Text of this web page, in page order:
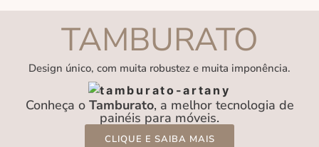
TAMBURATO
Design único, com muita robustez e muita imponência.
Conheça o Tamburato, a melhor tecnologia de
painéis para móveis.
CLIQUE E SAIBA MAIS